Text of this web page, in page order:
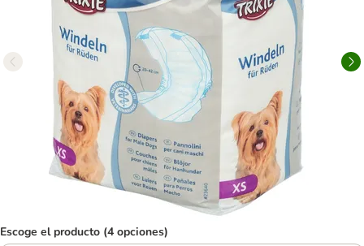
Escoge el producto (4 opciones)